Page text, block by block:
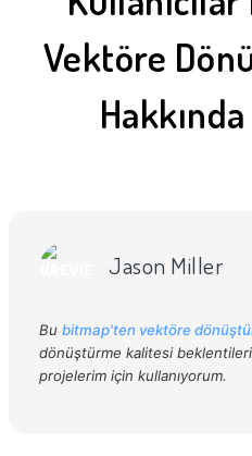
Vektöre
Jason Miller
Bubitmap'ten vektöre
dönüştürme kalitesi
projelerim için kullanıyorum.